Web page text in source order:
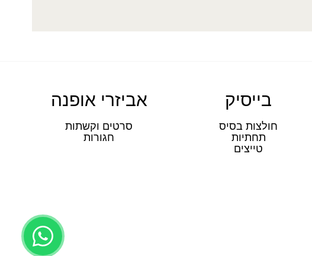
בייסיק
חולצות בסיס
תחתיות
טייצים
אביזרי אופנה
סרטים וקשתות
חגורות